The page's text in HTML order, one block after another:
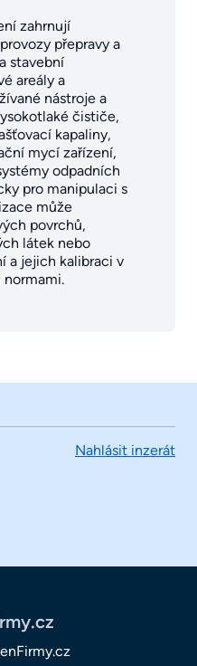
zahrnují
přepravy a
stavební
areály a
nástroje a
čističe,
kapaliny,
mycí zařízení,
odpadních
pro manipulaci s
může
povrchů,
látek nebo
a jejich kalibraci v
Nahlásit inzerát